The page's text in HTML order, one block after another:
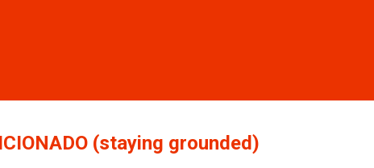
(staying grounded)